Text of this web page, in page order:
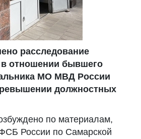
расследование
в отношении бывшего
МО МВД России
должностных
по материалам,
России по Самарской